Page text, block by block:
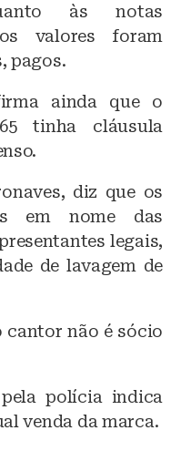
às notas
valores foram
pagos.
ainda que o
tinha cláusula
diz que os
em nome das
legais,
de lavagem de
cantor não é sócio
polícia indica
venda da marca.